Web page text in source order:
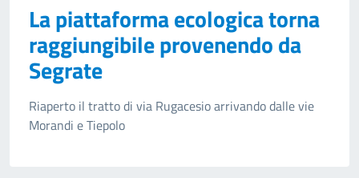
La piattaforma ecologica torna
raggiungibile provenendo da
Segrate
Riaperto il tratto di via Rugacesio arrivando dalle vie
Morandi e Tiepolo